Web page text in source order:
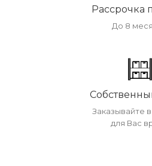
Рассрочка
До 8
Заказывайте
для Вас